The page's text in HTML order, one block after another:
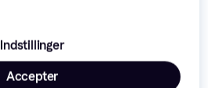
Trender Trender
Indstillinger
Accepter